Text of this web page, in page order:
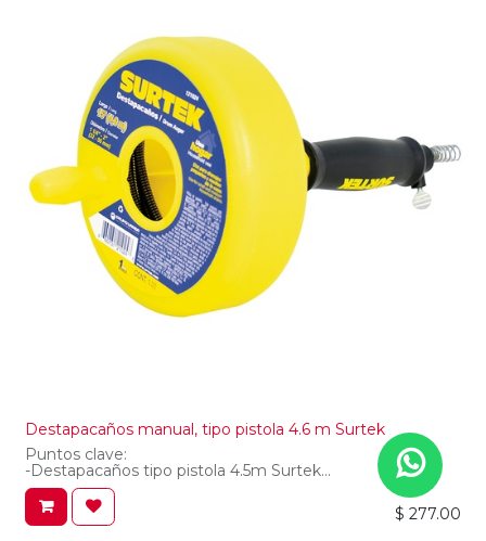
Destapacaños manual, tipo pistola 4.6 m Surtek
Puntos clave:
-Destapacaños tipo pistola 4.5m Surtek
-Surtek Destapacaños tipo pistola 4.5m
-Tipo pistola
-Marca Surtek
$ 277.00